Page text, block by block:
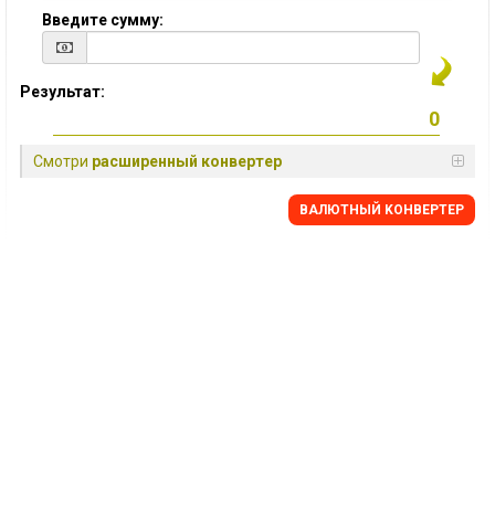
Введите сумму:
Результат:
Смотри расширенный конвертер
BАЛЮТНЫЙ KОНВЕРТЕР